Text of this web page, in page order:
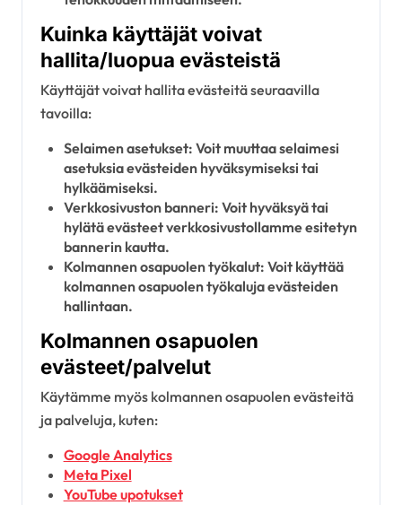
Kuinka käyttäjät voivat
hallita/luopua evästeistä
Käyttäjät voivat hallita evästeitä seuraavilla
tavoilla:
Selaimen asetukset: Voit muuttaa selaimesi
asetuksia evästeiden hyväksymiseksi tai
hylkäämiseksi.
Verkkosivuston banneri: Voit hyväksyä tai
hylätä evästeet verkkosivustollamme esitetyn
bannerin kautta.
Kolmannen osapuolen työkalut: Voit käyttää
kolmannen osapuolen työkaluja evästeiden
hallintaan.
Kolmannen osapuolen
evästeet/palvelut
Käytämme myös kolmannen osapuolen evästeitä
ja palveluja, kuten:
Google Analytics
Meta Pixel
YouTube upotukset